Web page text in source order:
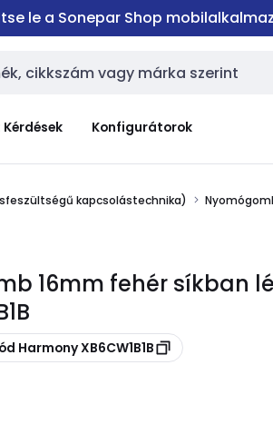
le a Sonepar Shop
Konfigurátorok
kapcsolástechnika)
16mm fehér síkban
Harmony XB6CW1B1B